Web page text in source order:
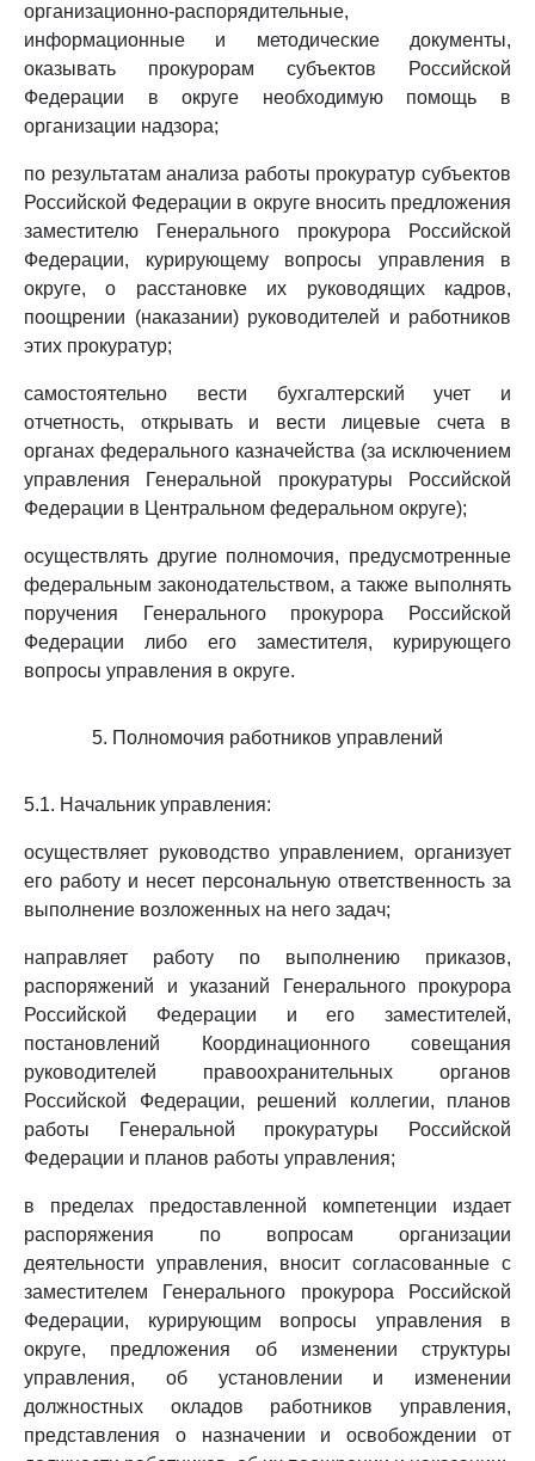
организационно-распорядительные,
информационные и методические документы,
оказывать прокурорам субъектов Российской
Федерации в округе необходимую помощь в
организации надзора;
по результатам анализа работы прокуратур субъектов
Российской Федерации в округе вносить предложения
заместителю Генерального прокурора Российской
Федерации, курирующему вопросы управления в
округе, о расстановке их руководящих кадров,
поощрении (наказании) руководителей и работников
этих прокуратур;
самостоятельно вести бухгалтерский учет и
отчетность, открывать и вести лицевые счета в
органах федерального казначейства (за исключением
управления Генеральной прокуратуры Российской
Федерации в Центральном федеральном округе);
осуществлять другие полномочия, предусмотренные
федеральным законодательством, а также выполнять
поручения Генерального прокурора Российской
Федерации либо его заместителя, курирующего
вопросы управления в округе.
5. Полномочия работников управлений
5.1. Начальник управления:
осуществляет руководство управлением, организует
его работу и несет персональную ответственность за
выполнение возложенных на него задач;
направляет работу по выполнению приказов,
распоряжений и указаний Генерального прокурора
Российской Федерации и его заместителей,
постановлений Координационного совещания
руководителей правоохранительных органов
Российской Федерации, решений коллегии, планов
работы Генеральной прокуратуры Российской
Федерации и планов работы управления;
в пределах предоставленной компетенции издает
распоряжения по вопросам организации
деятельности управления, вносит согласованные с
заместителем Генерального прокурора Российской
Федерации, курирующим вопросы управления в
округе, предложения об изменении структуры
управления, об установлении и изменении
должностных окладов работников управления,
представления о назначении и освобождении от